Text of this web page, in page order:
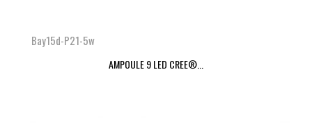
Bay15d-P21-5w
AMPOULE 9 LED CREE®...